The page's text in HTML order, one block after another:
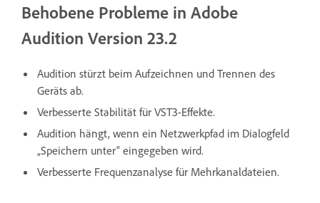
Behobene Probleme in Adobe
Audition Version 23.2
Audition stürzt beim Aufzeichnen und Trennen des
Geräts ab.
Verbesserte Stabilität für VST3-Effekte.
Audition hängt, wenn ein Netzwerkpfad im Dialogfeld
„Speichern unter“ eingegeben wird.
Verbesserte Frequenzanalyse für Mehrkanaldateien.